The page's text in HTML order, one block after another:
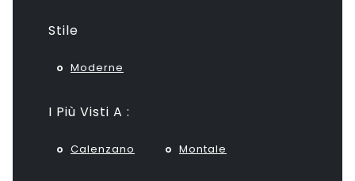
Stile
Moderne
I Più Visti A :
Calenzano Montale